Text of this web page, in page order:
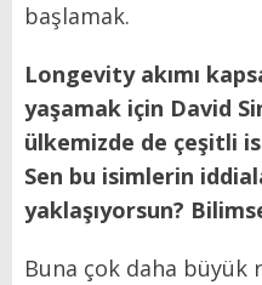
başlamak.
Longevity akımı
yaşamak için David
ülkemizde de çeşitli
Sen bu isimlerin
yaklaşıyorsun?
Buna çok daha büyük